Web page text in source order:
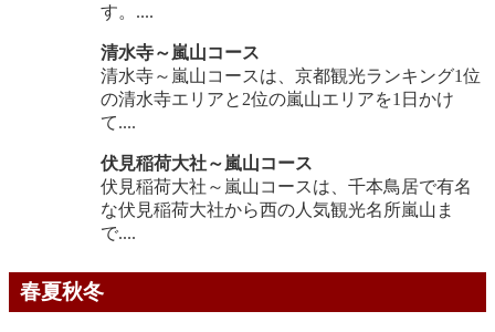
す。....
清水寺～嵐山コース
清水寺～嵐山コースは、京都観光ランキング1位
の清水寺エリアと2位の嵐山エリアを1日かけ
て....
伏見稲荷大社～嵐山コース
伏見稲荷大社～嵐山コースは、千本鳥居で有名
な伏見稲荷大社から西の人気観光名所嵐山ま
で....
春夏秋冬